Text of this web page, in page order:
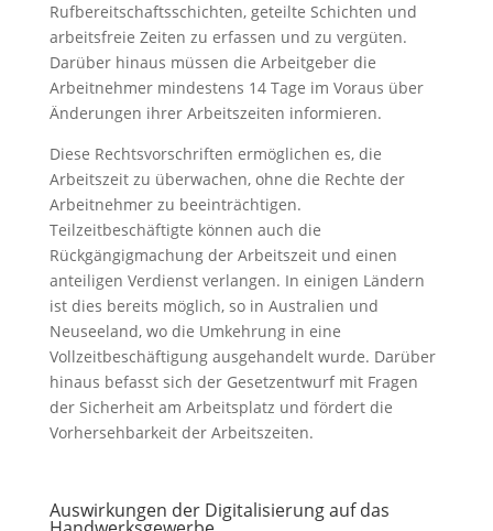
Rufbereitschaftsschichten, geteilte Schichten und
arbeitsfreie Zeiten zu erfassen und zu vergüten.
Darüber hinaus müssen die Arbeitgeber die
Arbeitnehmer mindestens 14 Tage im Voraus über
Änderungen ihrer Arbeitszeiten informieren.
Diese Rechtsvorschriften ermöglichen es, die
Arbeitszeit zu überwachen, ohne die Rechte der
Arbeitnehmer zu beeinträchtigen.
Teilzeitbeschäftigte können auch die
Rückgängigmachung der Arbeitszeit und einen
anteiligen Verdienst verlangen. In einigen Ländern
ist dies bereits möglich, so in Australien und
Neuseeland, wo die Umkehrung in eine
Vollzeitbeschäftigung ausgehandelt wurde. Darüber
hinaus befasst sich der Gesetzentwurf mit Fragen
der Sicherheit am Arbeitsplatz und fördert die
Vorhersehbarkeit der Arbeitszeiten.
Auswirkungen der Digitalisierung auf das